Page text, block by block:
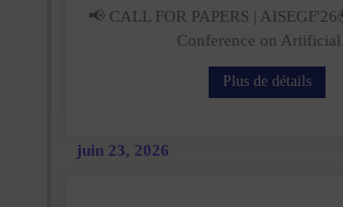
📢 CALL FOR PAPERS |
Conference on
Plus de détails
juin 23, 2026